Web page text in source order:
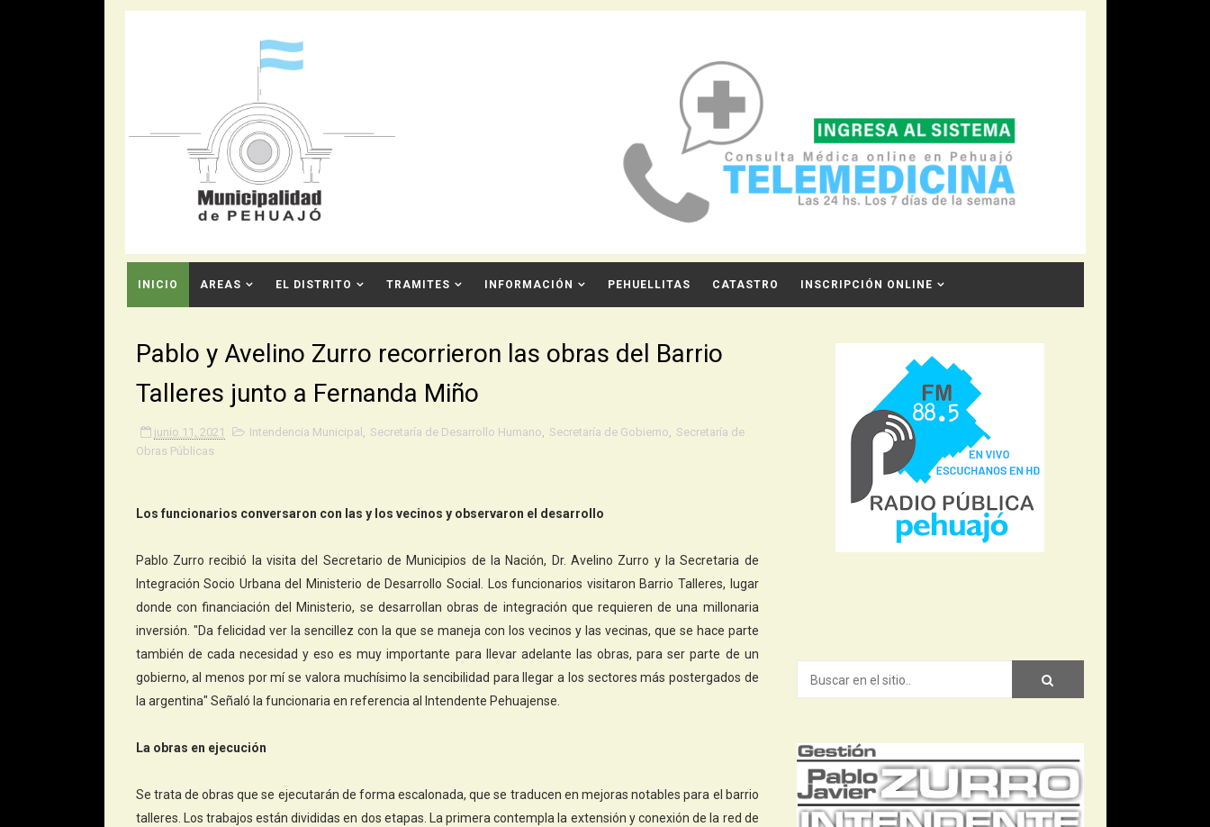
INICIO AREAS EL DISTRITO TRAMITES INFORMACIÓN PEHUELLITAS CATASTRO INSCRIPCIÓN ONLINE
Pablo y Avelino Zurro recorrieron las obras del Barrio
Talleres junto a Fernanda Miño
junio 11, 2021 Intendencia Municipal , Secretaría de Desarrollo Humano, Secretaría de Gobierno, Secretaría de
Obras Públicas
Los funcionarios conversaron con las y los vecinos y observaron el desarrollo
Pablo Zurro recibió la visita del Secretario de Municipios de la Nación, Dr. Avelino Zurro y la Secretaria de
Integración Socio Urbana del Ministerio de Desarrollo Social. Los funcionarios visitaron Barrio Talleres, lugar
donde con financiación del Ministerio, se desarrollan obras de integración que requieren de una millonaria
inversión. "Da felicidad ver la sencillez con la que se maneja con los vecinos y las vecinas, que se hace parte
también de cada necesidad y eso es muy importante para llevar adelante las obras, para ser parte de un
gobierno, al menos por mí se valora muchísimo la sencibilidad para llegar a los sectores más postergados de
la argentina" Señaló la funcionaria en referencia al Intendente Pehuajense.
La obras en ejecución
Se trata de obras que se ejecutarán de forma escalonada, que se traducen en mejoras notables para el barrio
talleres. Los trabajos están divididas en dos etapas. La primera contempla la extensión y conexión de la red de